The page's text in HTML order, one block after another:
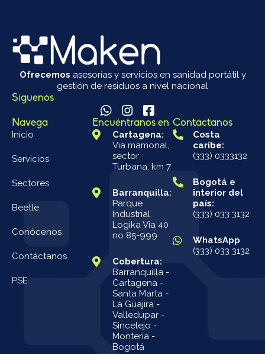
Ofrecemos asesorías y servicios en sanidad portátil y
gestión de residuos a nivel nacional
Síguenos
Navega
Inicio
Servicios
Sectores
Beetle
Conócenos
Contáctanos
PSE
Encuéntranos en
Cartagena:
Via mamonal,
sector
Turbana, km 7
Barranquilla:
Parque
Industrial
Logika Via 40
no 85-999
Cobertura:
Barranquilla -
Cartagena -
Santa Marta -
La Guajira -
Valledupar -
Sincelejo -
Montería -
Bogotá
Contáctanos
Costa
caribe:
(333) 0333132
Bogotá e
interior del
país:
(333) 033 3132
WhatsApp
(333) 033 3132